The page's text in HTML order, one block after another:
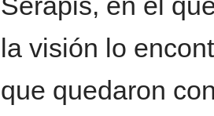
la visión lo
que quedaron